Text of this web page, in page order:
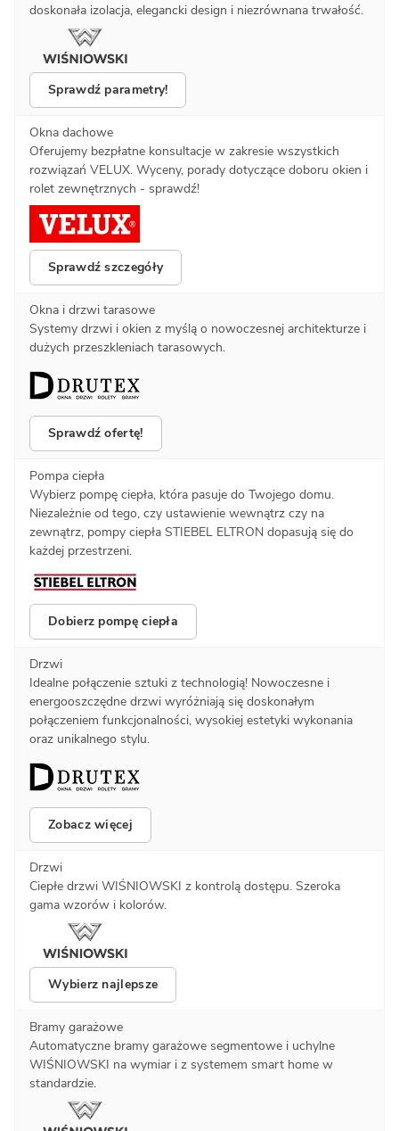
doskonała izolacja, elegancki design i niezrównana trwałość.
Sprawdź parametry!
Okna dachowe
Oferujemy bezpłatne konsultacje w zakresie wszystkich
rozwiązań VELUX. Wyceny, porady dotyczące doboru okien i
rolet zewnętrznych - sprawdź!
Sprawdź szczegóły
Okna i drzwi tarasowe
Systemy drzwi i okien z myślą o nowoczesnej architekturze i
dużych przeszkleniach tarasowych.
Sprawdź ofertę!
Pompa ciepła
Wybierz pompę ciepła, która pasuje do Twojego domu.
Niezależnie od tego, czy ustawienie wewnątrz czy na
zewnątrz, pompy ciepła STIEBEL ELTRON dopasują się do
każdej przestrzeni.
Dobierz pompę ciepła
Drzwi
Idealne połączenie sztuki z technologią! Nowoczesne i
energooszczędne drzwi wyróżniają się doskonałym
połączeniem funkcjonalności, wysokiej estetyki wykonania
oraz unikalnego stylu.
Zobacz więcej
Drzwi
Ciepłe drzwi WIŚNIOWSKI z kontrolą dostępu. Szeroka
gama wzorów i kolorów.
Wybierz najlepsze
Bramy garażowe
Automatyczne bramy garażowe segmentowe i uchylne
WIŚNIOWSKI na wymiar i z systemem smart home w
standardzie.